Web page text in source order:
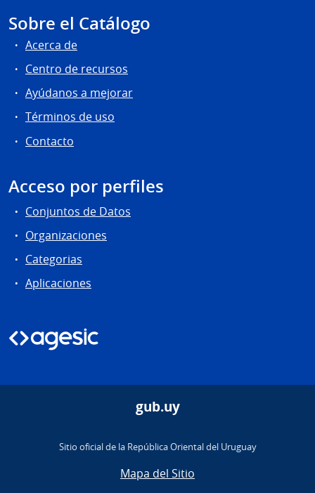
Sobre el Catálogo
Acerca de
Centro de recursos
Ayúdanos a mejorar
Términos de uso
Contacto
Acceso por perfiles
Conjuntos de Datos
Organizaciones
Categorias
Aplicaciones
gub.uy
Sitio oficial de la República Oriental del Uruguay
Mapa del Sitio